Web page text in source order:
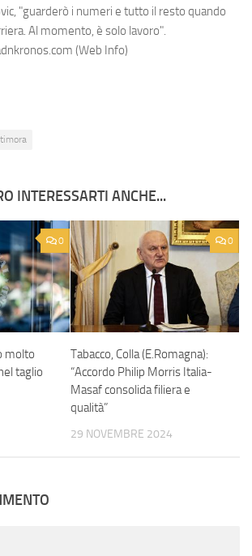
"guarderò i numeri e tutto il resto quando
Al momento, è solo lavoro".
(Web Info)
INTERESSARTI ANCHE...
0
molto
taglio
0
Tabacco, Colla (E.Romagna):
“Accordo Philip Morris Italia-
Masaf consolida filiera e
qualità”
29 NOVEMBRE 2024